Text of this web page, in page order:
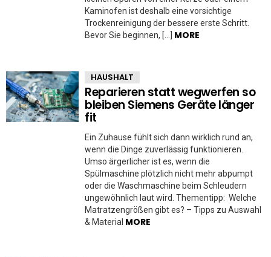
Kaminofen ist deshalb eine vorsichtige
Trockenreinigung der bessere erste Schritt.
Bevor Sie beginnen, […] MORE
HAUSHALT
Reparieren statt wegwerfen so
bleiben Siemens Geräte länger
fit
Ein Zuhause fühlt sich dann wirklich rund an,
wenn die Dinge zuverlässig funktionieren.
Umso ärgerlicher ist es, wenn die
Spülmaschine plötzlich nicht mehr abpumpt
oder die Waschmaschine beim Schleudern
ungewöhnlich laut wird. Thementipp: Welche
Matratzengrößen gibt es? – Tipps zu Auswahl
& Material MORE